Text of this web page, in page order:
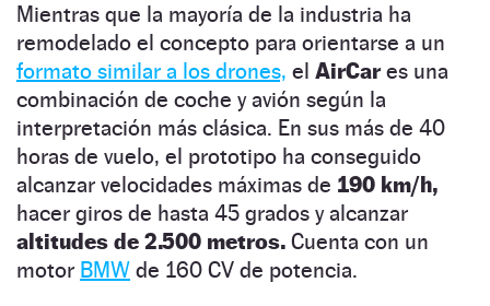
Mientras que la mayoría de la industria ha
remodelado el concepto para orientarse a un
formato similar a los drones, el AirCares una
combinación de coche y avión según la
interpretación más clásica. En sus más de 40
horas de vuelo, el prototipo ha conseguido
alcanzar velocidades máximas de 190 km/h,
hacer giros de hasta 45 grados y alcanzar
altitudes de 2.500 metros. Cuenta con un
motor BMW de 160 CV de potencia.